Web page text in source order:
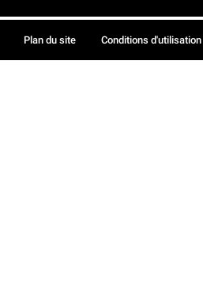
Plan du site Conditions d'utilisation